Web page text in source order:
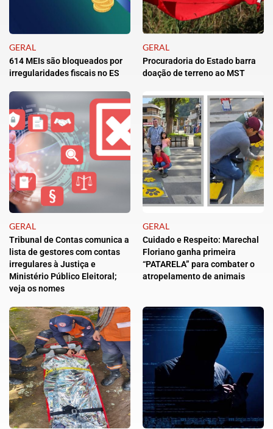
GERAL
614 MEIs são bloqueados por
irregularidades fiscais no ES
GERAL
Procuradoria do Estado barra
doação de terreno ao MST
GERAL
Tribunal de Contas comunica a
lista de gestores com contas
irregulares à Justiça e
Ministério Público Eleitoral;
veja os nomes
GERAL
Cuidado e Respeito: Marechal
Floriano ganha primeira
“PATARELA” para combater o
atropelamento de animais